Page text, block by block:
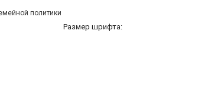
политики
Размер шрифта: